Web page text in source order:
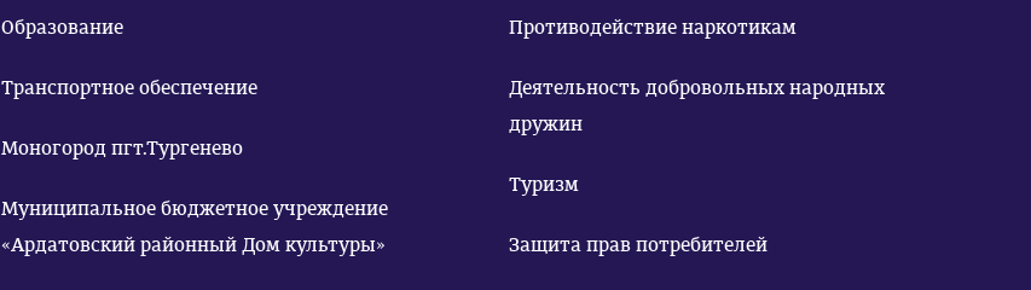
Образование
Транспортное обеспечение
Моногород пгт.Тургенево
Муниципальное бюджетное учреждение
«Ардатовский районный Дом культуры»
Противодействие наркотикам
Деятельность добровольных народных
дружин
Туризм
Защита прав потребителей